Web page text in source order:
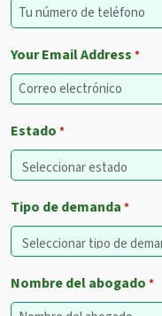
Your Email Address *
Estado *
Tipo de demanda *
Nombre del abogado *